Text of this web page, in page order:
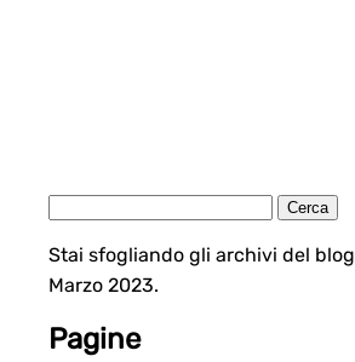
Stai sfogliando gli archivi del blog
Marzo 2023.
Pagine